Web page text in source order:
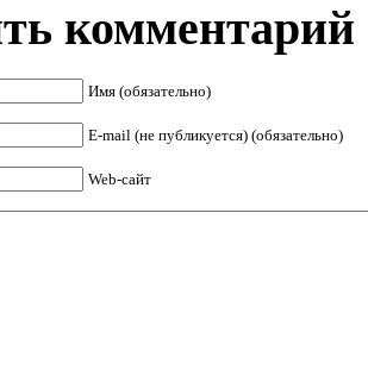
комментарий
Имя (обязательно)
E-mail (не публикуется) (обязательно)
Web-сайт